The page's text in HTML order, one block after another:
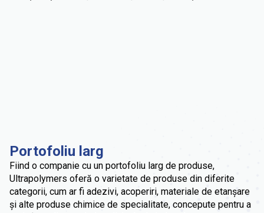
Portofoliu larg
Fiind o companie cu un portofoliu larg de produse,
Ultrapolymers oferă o varietate de produse din diferite
categorii, cum ar fi adezivi, acoperiri, materiale de etanșare
și alte produse chimice de specialitate, concepute pentru a